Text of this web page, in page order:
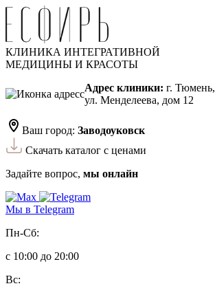
КЛИНИКА ИНТЕГРАТИВНОЙ
МЕДИЦИНЫ И КРАСОТЫ
Адрес клиники: г. Тюмень,
ул. Менделеева, дом 12
Ваш город: Заводоуковск
Скачать каталог с ценами
Задайте вопрос, мы онлайн
Мы в Telegram
Пн-Сб:
с 10:00 до 20:00
Вс: